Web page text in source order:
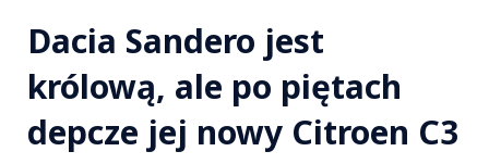
Dacia Sandero jest
królową, ale po piętach
depcze jej nowy Citroen C3